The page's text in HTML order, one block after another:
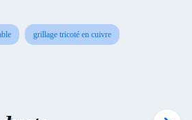
grillage tricoté en cuivre